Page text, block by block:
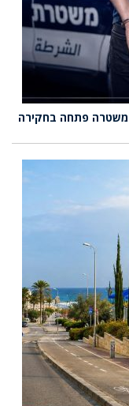
פתחה בחקירה